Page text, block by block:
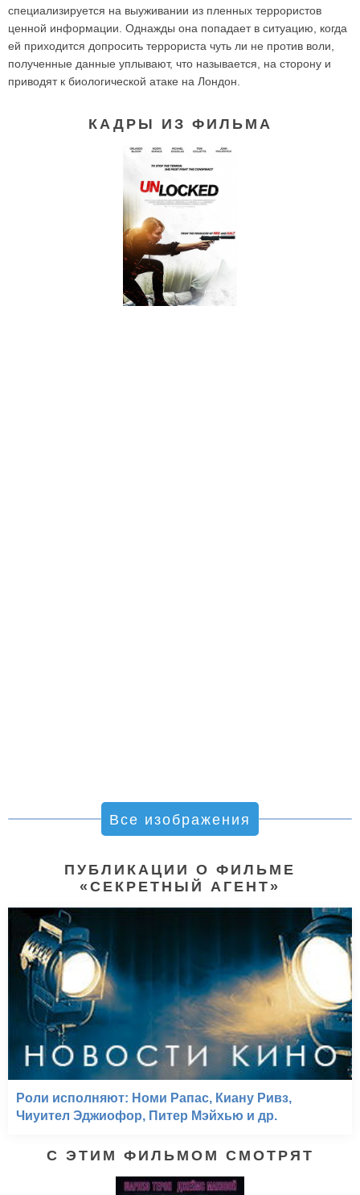
специализируется на выуживании из пленных террористов
ценной информации. Однажды она попадает в ситуацию, когда
ей приходится допросить террориста чуть ли не против воли,
полученные данные уплывают, что называется, на сторону и
приводят к биологической атаке на Лондон.
КАДРЫ ИЗ ФИЛЬМА
Все изображения
ПУБЛИКАЦИИ О ФИЛЬМЕ
«СЕКРЕТНЫЙ АГЕНТ»
Роли исполняют: Номи Рапас, Киану Ривз,
Чиуител Эджиофор, Питер Мэйхью и др.
С ЭТИМ ФИЛЬМОМ СМОТРЯТ